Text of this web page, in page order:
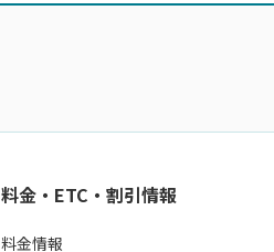
料金・ETC・割引情報
料金情報